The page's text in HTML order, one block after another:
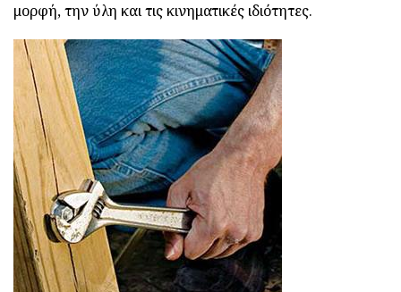
μορφή, την ύλη και τις κινηματικές ιδιότητες.